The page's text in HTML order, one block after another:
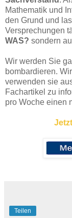
Mathematik und
den Grund und
Versprechungen
WAS? sondern
Wir werden Sie
bombardieren.
verwenden sie
Fachartikel zu
pro Woche einen
Teilen